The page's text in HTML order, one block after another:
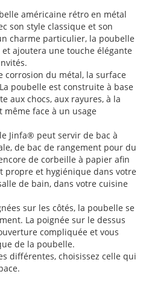
américaine rétro en métal
son style classique et son
charme particulier, la poubelle
ajoutera une touche élégante
corrosion du métal, la surface
poubelle est construite à base
aux chocs, aux rayures, à la
face à un usage
Jinfa® peut servir de bac à
de bac de rangement pour du
de corbeille à papier afin
et hygiénique dans votre
de bain, dans votre cuisine
sur les côtés, la poubelle se
La poignée sur le dessus
compliquée et vous
de la poubelle.
différentes, choisissez celle qui